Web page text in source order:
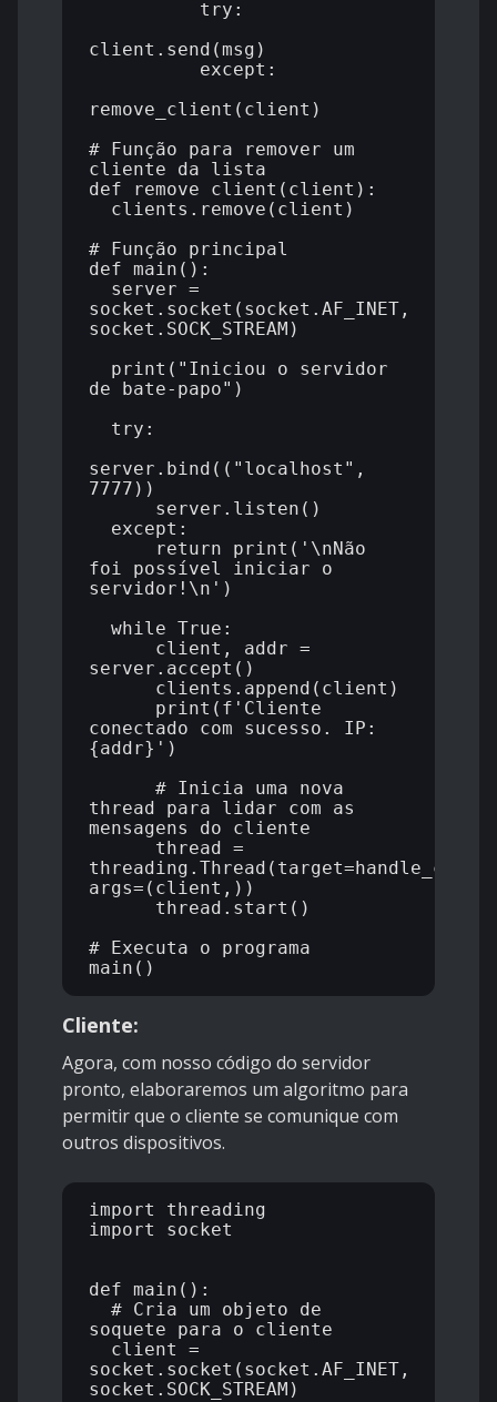
client.send(msg)
remove_client(client)
# Função para remover um
cliente da lista
def remove_client(client):
# Função principal
def main():
socket.socket(socket.AF_INET,
socket.SOCK_STREAM)
de bate-papo")
server.bind(("localhost",
7777))
foi possível iniciar o
servidor!\n')
server.accept()
conectado com sucesso. IP:
{addr}')
thread para lidar com as
mensagens do cliente
args=(client,))
# Executa o programa
Cliente:
Agora, com nosso código do servidor
pronto, elaboraremos um algoritmo para
permitir que o cliente se comunique com
outros dispositivos.
import threading
import socket
def main():
# Cria um objeto de
soquete para o cliente
client =
socket.socket(socket.AF_INET,
socket.SOCK_STREAM)